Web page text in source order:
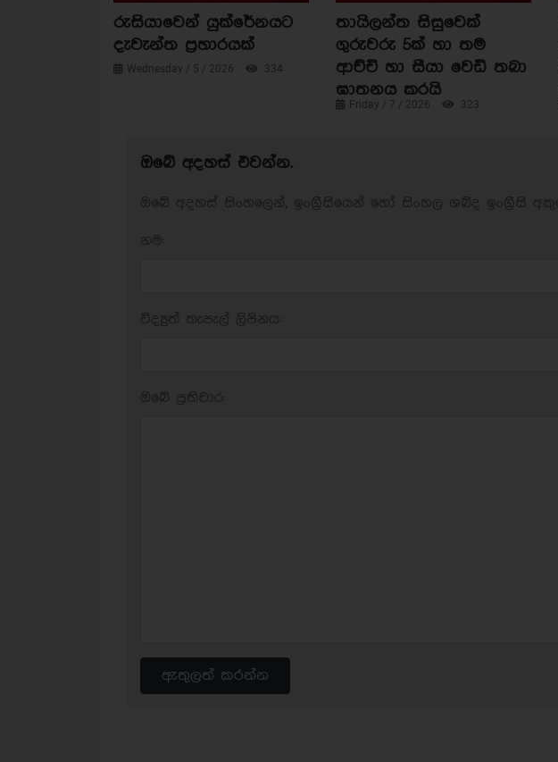
රුසියාවෙන් යුක්රේනයට
දැවැන්ත ප්‍රහාරයක්
Wednesday / 5 / 2026 334
තායිලන්ත සිසුවෙක්
ගුරුවරු 5ක් හා තම
ආච්චි හා සීයා වෙඩි තබා
ඝාතනය කරයි
Friday / 7 / 2026 323
ඔබේ අදහස් එවන්න.
ඇතුලත් කරන්න